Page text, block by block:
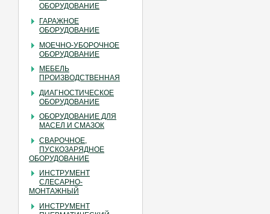
ОБОРУДОВАНИЕ
ГАРАЖНОЕ
ОБОРУДОВАНИЕ
МОЕЧНО-УБОРОЧНОЕ
ОБОРУДОВАНИЕ
МЕБЕЛЬ
ПРОИЗВОДСТВЕННАЯ
ДИАГНОСТИЧЕСКОЕ
ОБОРУДОВАНИЕ
ОБОРУДОВАНИЕ ДЛЯ
МАСЕЛ И СМАЗОК
СВАРОЧНОЕ,
ПУСКОЗАРЯДНОЕ
ОБОРУДОВАНИЕ
ИНСТРУМЕНТ
СЛЕСАРНО-
МОНТАЖНЫЙ
ИНСТРУМЕНТ